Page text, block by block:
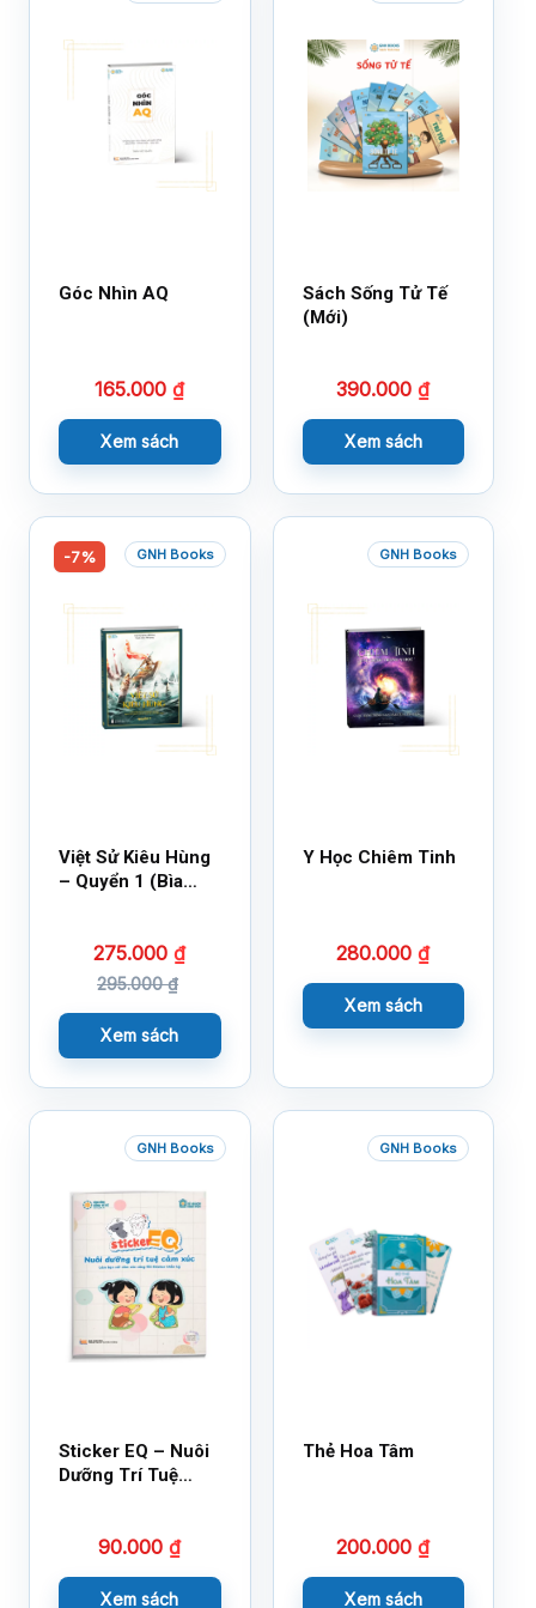
Góc Nhìn AQ
165.000₫
Xem sách
Sách Sống Tử Tế
(Mới)
390.000₫
Xem sách
-7% GNH Books
Việt Sử Kiêu Hùng
– Quyển 1 (Bìa
275.000₫
295.000₫
Xem sách
GNH Books
Y Học Chiêm Tinh
280.000₫
Xem sách
GNH Books
Sticker EQ – Nuôi
Dưỡng Trí Tuệ
Cùng 150 Sticker
90.000₫
Xem sách
GNH Books
Thẻ Hoa Tâm
200.000₫
Xem sách